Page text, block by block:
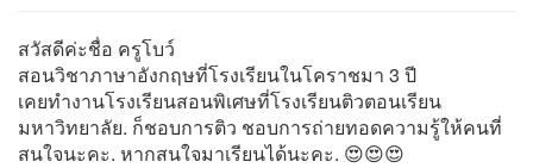
สวัสดีค่ะชื่อ ครูโบว์
สอนวิชาภาษาอังกฤษที่โรงเรียนในโคราชมา 3 ปี
เคยทำงานโรงเรียนสอนพิเศษที่โรงเรียนติวตอนเรียน
มหาวิทยาลัย. ก็ชอบการติว ชอบการถ่ายทอดความรู้ให้คนที่
สนใจนะคะ. หากสนใจมาเรียนได้นะคะ. 😍😍😍